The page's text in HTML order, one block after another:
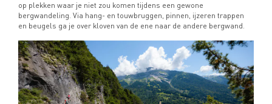
op plekken waar je niet zou komen tijdens een gewone
bergwandeling. Via hang- en touwbruggen, pinnen, ijzeren trappen
en beugels ga je over kloven van de ene naar de andere bergwand.